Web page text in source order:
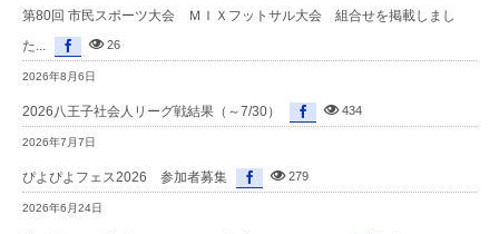
第80回 市民スポーツ大会 ＭＩＸフットサル大会 組合せを掲載しまし
た...
26
2026年8月6日
2026八王子社会人リーグ戦結果（～7/30） 434
2026年7月7日
ぴよぴよフェス2026 参加者募集 279
2026年6月24日